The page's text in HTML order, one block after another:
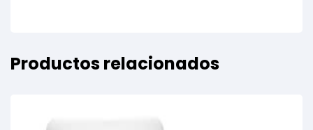
Productos relacionados